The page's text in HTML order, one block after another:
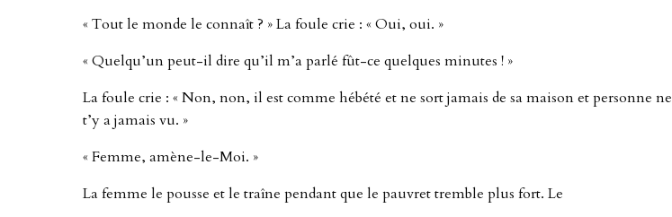
« Tout le monde le connaît ? » La foule crie : « Oui, oui. »
« Quelqu’un peut-il dire qu’il m’a parlé fût-ce quelques minutes ! »
La foule crie : « Non, non, il est comme hébété et ne sort jamais de sa maison et personne ne
t’y a jamais vu. »
« Femme, amène-le-Moi. »
La femme le pousse et le traîne pendant que le pauvret tremble plus fort. Le